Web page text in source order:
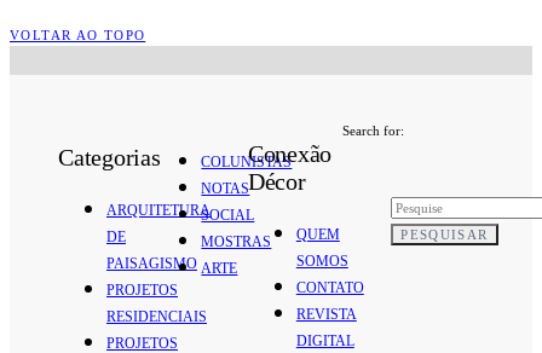
VOLTAR AO TOPO
Categorias
ARQUITETURA
DE
PAISAGISMO
PROJETOS
RESIDENCIAIS
PROJETOS
COLUNISTAS
NOTAS
SOCIAL
MOSTRAS
ARTE
Conexão
Décor
QUEM
SOMOS
CONTATO
REVISTA
DIGITAL
Search for:
PESQUISAR